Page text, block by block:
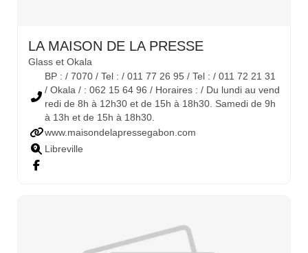
LA MAISON DE LA PRESSE
Glass et Okala
BP : / 7070 / Tel : / 011 77 26 95 / Tel : / 011 72 21 31
/ Okala / : 062 15 64 96 / Horaires : / Du lundi au vend
redi de 8h à 12h30 et de 15h à 18h30. Samedi de 9h
à 13h et de 15h à 18h30.
www.maisondelapressegabon.com
Libreville